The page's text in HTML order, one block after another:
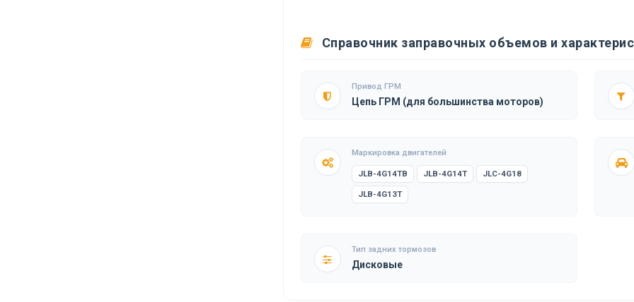
Справочник заправочных объемов и
Привод ГРМ
Цепь ГРМ (для большинства моторов)
Маркировка двигателей
JLB-4G14TB JLB-4G14T JLC-4G18
JLB-4G13T
Тип задних тормозов
Дисковые